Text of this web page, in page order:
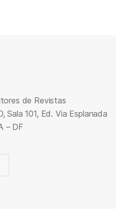
de Revistas
Sala 101, Ed. Via Esplanada
– DF